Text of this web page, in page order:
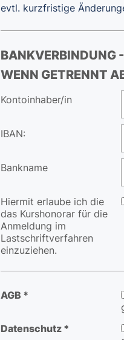
evtl. kurzfristige
BANKVERBINDUNG
WENN GETRENNT
Kontoinhaber/in
IBAN:
Bankname
Hiermit erlaube ich die
das Kurshonorar für die
Anmeldung im
Lastschriftverfahren
einzuziehen.
AGB *
Datenschutz *